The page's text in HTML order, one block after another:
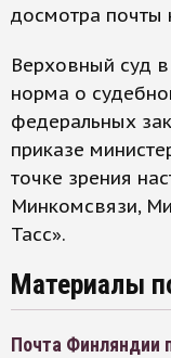
досмотра почты
Верховный суд
норма о
федеральных
приказе
точке зрения
Минкомсвязи,
Тасс».
Материалы
Почта Финляндии